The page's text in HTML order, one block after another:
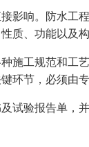
影响。防水工
质、功能以及
施工规范和工
环节，必须由
试验报告单，